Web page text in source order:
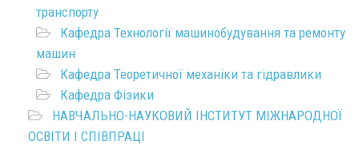
транспорту
Кафедра Технології машинобудування та ремонту
машин
Кафедра Теоретичної механіки та гідравлики
Кафедра Фізики
НАВЧАЛЬНО-НАУКОВИЙ ІНСТИТУТ МІЖНАРОДНОЇ
ОСВІТИ І СПІВПРАЦІ